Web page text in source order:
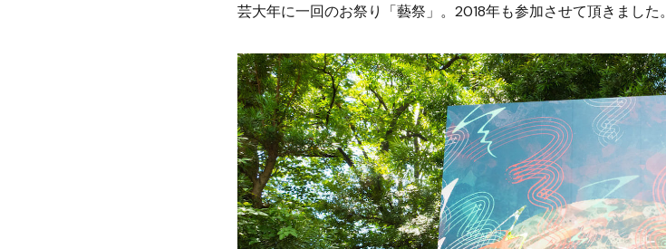
芸大年に一回のお祭り「藝祭」。2018年も参加させて頂きました。